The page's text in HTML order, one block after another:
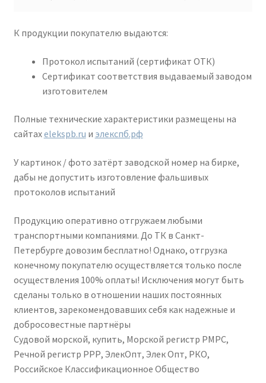
К продукции покупателю выдаются:
Протокол испытаний (сертификат ОТК)
Сертификат соответствия выдаваемый заводом
изготовителем
Полные технические характеристики размещены на
сайтахelekspb.ru и элекспб.рф
У картинок / фото затёрт заводской номер на бирке,
дабы не допустить изготовление фальшивых
протоколов испытаний
Продукцию оперативно отгружаем любыми
транспортными компаниями. До ТК в Санкт-
Петербурге довозим бесплатно! Однако, отгрузка
конечному покупателю осуществляется только после
осуществления 100% оплаты! Исключения могут быть
сделаны только в отношении наших постоянных
клиентов, зарекомендовавших себя как надежные и
добросовестные партнёры
Судовой морской, купить, Морской регистр РМРС,
Речной регистр РРР, ЭлекОпт, Элек Опт, РКО,
Российское Классификационное Общество